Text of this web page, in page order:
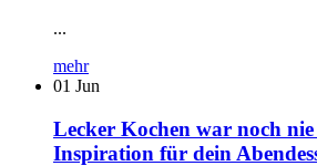
...
mehr
01 Jun
Lecker Kochen war noch nie
Inspiration für dein